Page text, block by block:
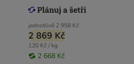
jednotlivě 2 958 Kč
2 869 Kč
120 Kč / kg
2 668 Kč